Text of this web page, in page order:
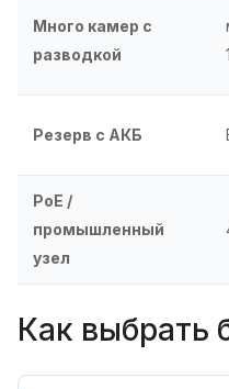
Много камер с
разводкой
Резерв с АКБ
PoE /
промышленный
узел
Как выбрать